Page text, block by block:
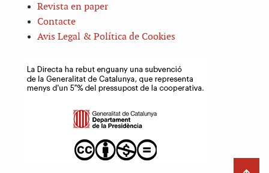
Revista en paper
Contacte
Avis Legal & Política de Cookies